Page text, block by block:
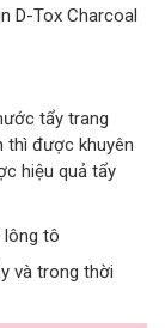
D-Tox Charcoal
tẩy trang
thì được khuyên
hiệu quả tẩy
lông tô
và trong thời